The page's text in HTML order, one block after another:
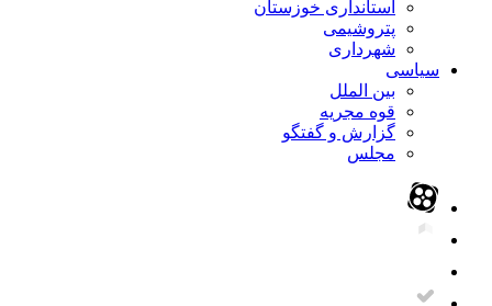
استانداری خوزستان
پتروشیمی
شهرداری
سیاسی
بین الملل
قوه مجریه
گزارش و گفتگو
مجلس